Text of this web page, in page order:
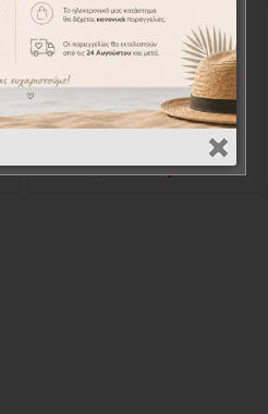
Αναμνηστικές κάρτες
12τεμ. – Milestones
cards
32,40€ 26,00€